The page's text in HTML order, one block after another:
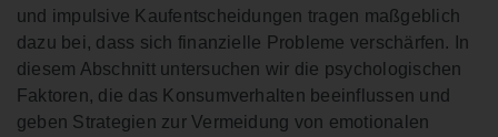
und impulsive Kaufentscheidungen tragen maßgeblich
dazu bei, dass sich finanzielle Probleme verschärfen. In
diesem Abschnitt untersuchen wir die psychologischen
Faktoren, die das Konsumverhalten beeinflussen und
geben Strategien zur Vermeidung von emotionalen